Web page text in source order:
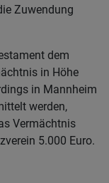
Zuwendung
dem
in Höhe
in Mannheim
werden,
Vermächtnis
5.000 Euro.